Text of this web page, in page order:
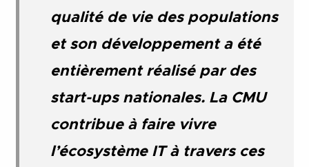
qualité de vie des populations
et son développement a été
entièrement réalisé par des
start-ups nationales. La CMU
contribue à faire vivre
l’écosystème IT à travers ces